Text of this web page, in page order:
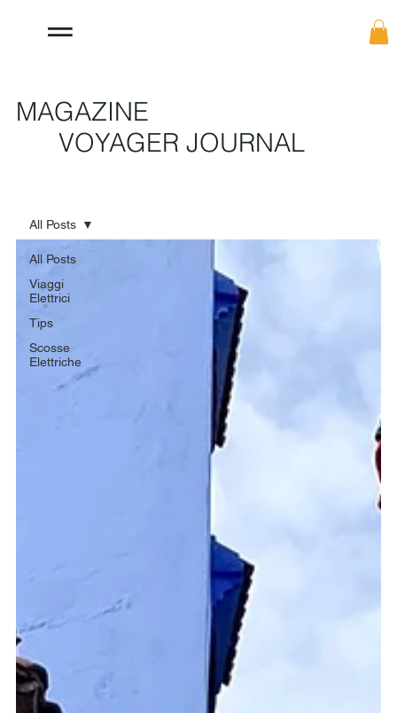
MAGAZINE
VOYAGER JOURNAL
All Posts
Viaggi
Elettrici
Tips
Scosse
Elettriche
All Posts